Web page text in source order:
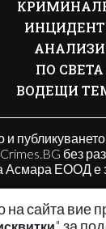
на сайта вие
АНАЛИЗИ
ПО СВЕТА
ВОДЕЩИ
и
без
Асмара ЕООД е
| Crimes.BG.